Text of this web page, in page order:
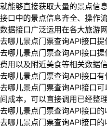
就能够直接获取大量的景点信
接口中的景点信息齐全、操作
数据接口广泛运用在各大旅游
去哪儿景点门票查询API接口提
去哪儿景点门票查询API接口
费用以及附近美食等相关数据信
去哪儿景点门票查询API接口有
去哪儿景点门票查询API接口
间成本，可以直接调用已经整
去哪儿景点门票查询API接口的
去哪儿景点门票查询API接口